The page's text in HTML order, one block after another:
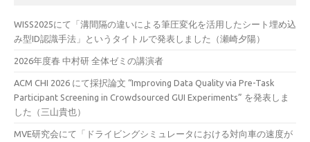
WISS2025にて「溝間隔の違いによる筆圧変化を活用したシート埋め込
み型ID認識手法」というタイトルで発表しました（瀬崎夕陽）
2026年度春 中村研 全体ゼミの講演者
ACM CHI 2026 にて採択論文 “Improving Data Quality via Pre-Task
Participant Screening in Crowdsourced GUI Experiments” を発表しま
した（三山貴也）
MVE研究会にて「ドライビングシミュレータにおける対向車の速度が